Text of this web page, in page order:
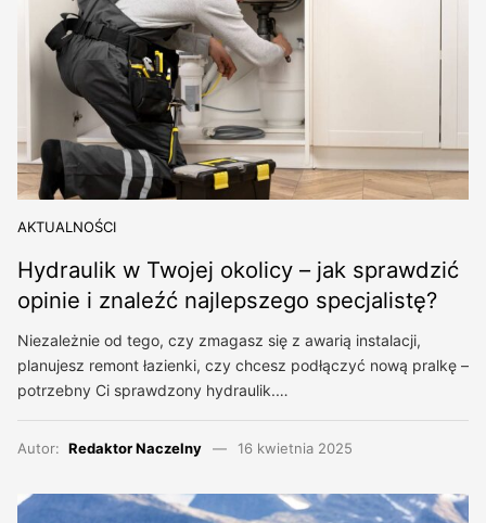
AKTUALNOŚCI
Hydraulik w Twojej okolicy – jak sprawdzić
opinie i znaleźć najlepszego specjalistę?
Niezależnie od tego, czy zmagasz się z awarią instalacji,
planujesz remont łazienki, czy chcesz podłączyć nową pralkę –
potrzebny Ci sprawdzony hydraulik.…
Autor: Redaktor Naczelny 16 kwietnia 2025